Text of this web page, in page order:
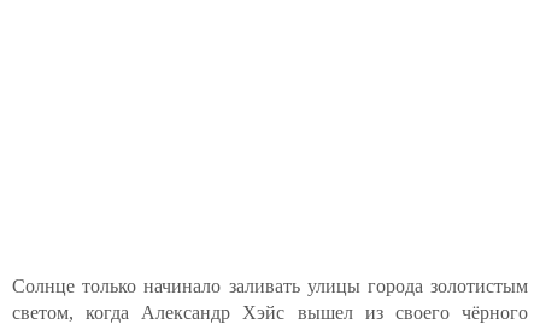
Солнце только начинало заливать улицы города золотистым
светом, когда Александр Хэйс вышел из своего чёрного